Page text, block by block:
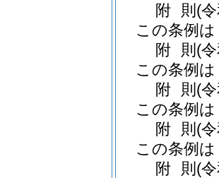
附 則 (
この条例
附 則 (
この条例
附 則 (
この条例
附 則 (
この条例
附 則 (